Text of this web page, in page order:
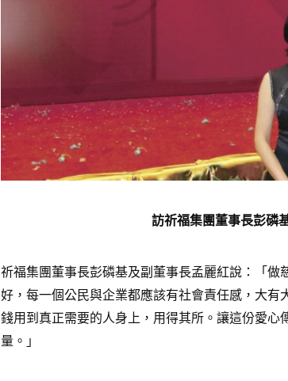
訪祈福集團董事長彭磷
祈福集團董事長彭磷基及副董事長孟麗紅說：「做
好，每一個公民與企業都應該有社會責任感，大
錢用到真正需要的人身上，用得其所。讓這份愛心
量。」